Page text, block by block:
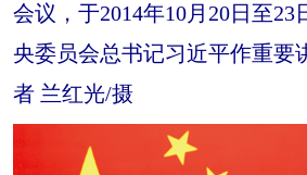
会议，于2014年10月20日至23
央委员会总书记习近平作重要
者 兰红光/摄